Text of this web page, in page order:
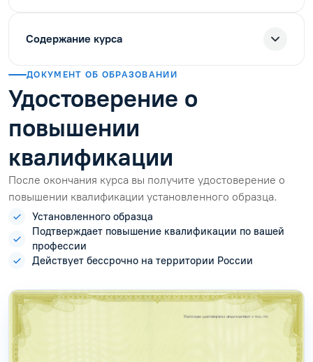
Содержание курса
ДОКУМЕНТ ОБ ОБРАЗОВАНИИ
Удостоверение о
повышении
квалификации
После окончания курса вы получите удостоверение о
повышении квалификации установленного образца.
Установленного образца
Подтверждает повышение квалификации по вашей
профессии
Действует бессрочно на территории России